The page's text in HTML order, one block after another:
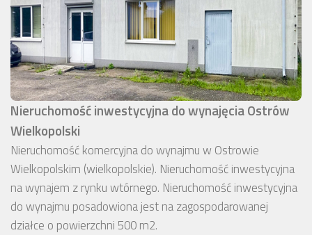
Nieruchomość inwestycyjna do wynajęcia Ostrów
Wielkopolski
Nieruchomość komercyjna do wynajmu w Ostrowie
Wielkopolskim (wielkopolskie). Nieruchomość inwestycyjna
na wynajem z rynku wtórnego. Nieruchomość inwestycyjna
do wynajmu posadowiona jest na zagospodarowanej
działce o powierzchni 500 m2.